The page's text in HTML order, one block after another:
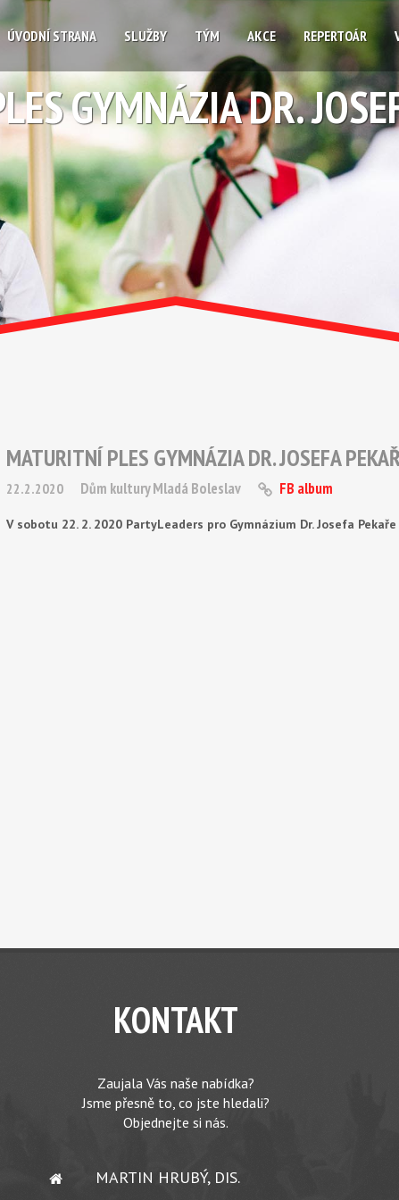
ÚVODNÍ STRANA SLUŽBY TÝM AKCE REPERTOÁR
GYMNÁZIA DR.
MATURITNÍ PLES GYMNÁZIA DR. JOSEFA
22.2.2020 Dům kultury Mladá Boleslav FB album
V sobotu 22. 2. 2020 PartyLeaders pro Gymnázium Dr. Josefa
KONTAKT
Zaujala Vás naše nabídka?
Jsme přesně to, co jste hledali?
Objednejte si nás.
MARTIN HRUBÝ, DIS.